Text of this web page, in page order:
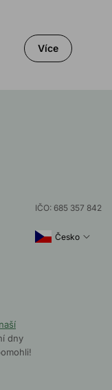
Více
IČO: 685 357 842
Česko
naší
dny